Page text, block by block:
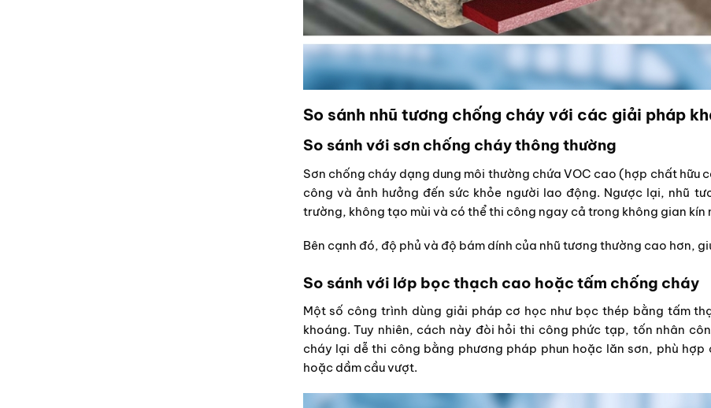
So sánh nhũ tương chống cháy với các giải pháp
So sánh với sơn chống cháy thông thường
Sơn chống cháy dạng dung môi thường chứa VOC cao (hợp chất hữu
công và ảnh hưởng đến sức khỏe người lao động. Ngược lại, nhũ
trường, không tạo mùi và có thể thi công ngay cả trong không gian kín
Bên cạnh đó, độ phủ và độ bám dính của nhũ tương thường cao hơn,
So sánh với lớp bọc thạch cao hoặc tấm chống cháy
Một số công trình dùng giải pháp cơ học như bọc thép bằng tấm
khoáng. Tuy nhiên, cách này đòi hỏi thi công phức tạp, tốn nhân
cháy lại dễ thi công bằng phương pháp phun hoặc lăn sơn, phù
hoặc dầm cầu vượt.